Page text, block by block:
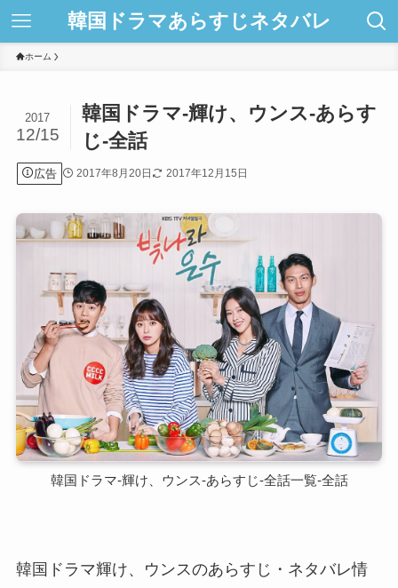
韓国ドラマあらすじネタバレ
ホーム
韓国ドラマ-輝け、ウンス-あらす
じ-全話
2017
12/15
広告 2017年8月20日 2017年12月15日
韓国ドラマ-輝け、ウンス-あらすじ-全話一覧-全話
韓国ドラマ輝け、ウンスのあらすじ・ネタバレ情